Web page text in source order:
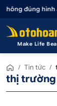
đúng hình
Make Life
/ Tin tức /
thị trường